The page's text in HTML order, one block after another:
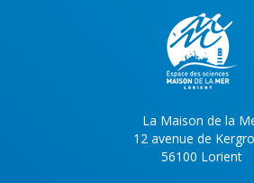
La Maison de la
12 avenue de
56100 Lorient